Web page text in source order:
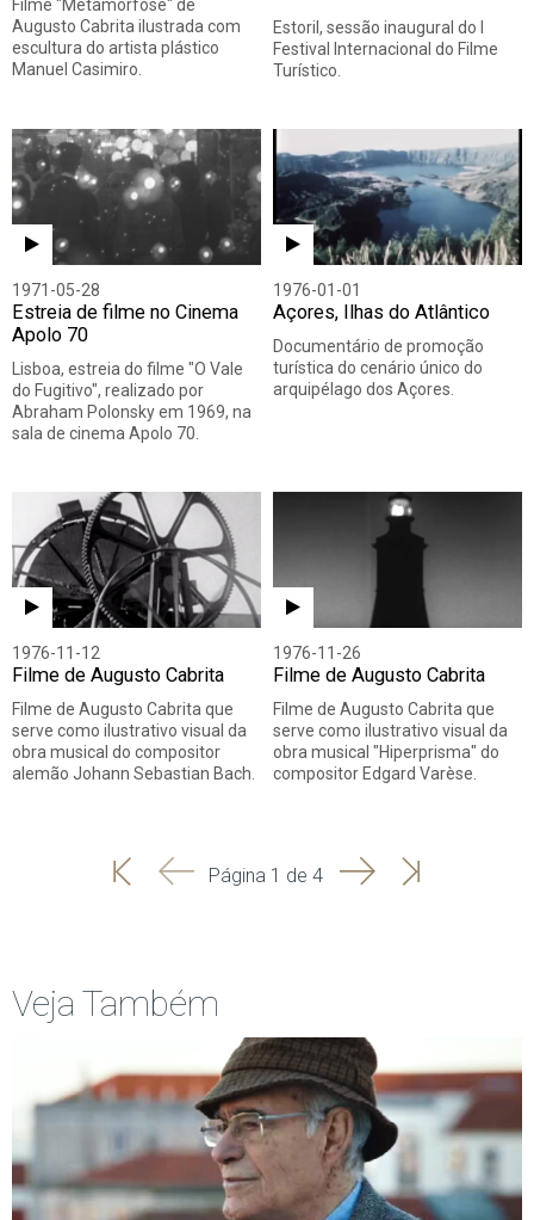
Filme "Metamorfose" de
Augusto Cabrita ilustrada com
escultura do artista plástico
Manuel Casimiro.
Estoril, sessão inaugural do I
Festival Internacional do Filme
Turístico.
1971-05-28
Estreia de filme no Cinema
Apolo 70
Lisboa, estreia do filme "O Vale
do Fugitivo", realizado por
Abraham Polonsky em 1969, na
sala de cinema Apolo 70.
1976-01-01
Açores, Ilhas do Atlântico
Documentário de promoção
turística do cenário único do
arquipélago dos Açores.
1976-11-12
Filme de Augusto Cabrita
Filme de Augusto Cabrita que
serve como ilustrativo visual da
obra musical do compositor
alemão Johann Sebastian Bach.
1976-11-26
Filme de Augusto Cabrita
Filme de Augusto Cabrita que
serve como ilustrativo visual da
obra musical "Hiperprisma" do
compositor Edgard Varèse.
'
'
Página 1 de 4 SeguinteÚltima
Veja Também